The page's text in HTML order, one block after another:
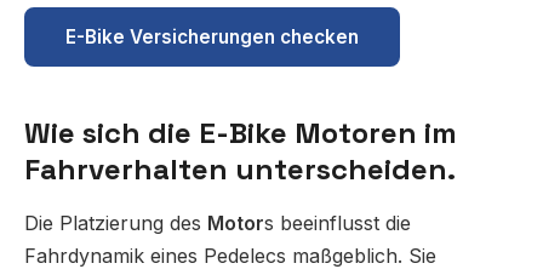
E-Bike Versicherungen checken
Wie sich die E-Bike Motoren im
Fahrverhalten unterscheiden.
Die Platzierung des Motors beeinflusst die
Fahrdynamik eines Pedelecs maßgeblich. Sie